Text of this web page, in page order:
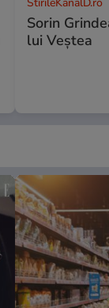
StirileKanalD.ro
Sorin
lui Veștea